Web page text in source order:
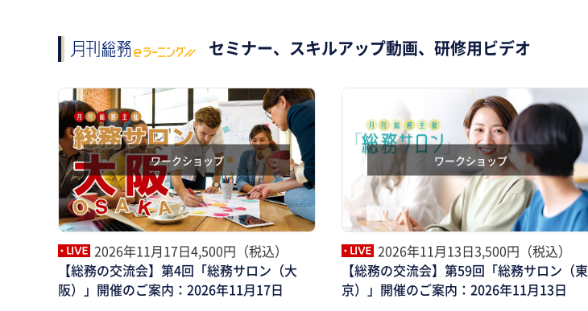
セミナー、スキルアップ動画、研修用ビデオ
ワークショップ
2026年11月17日4,500円（税込）
【総務の交流会】第4回「総務サロン（大
阪）」開催のご案内：2026年11月17日
ワークショップ
2026年11月13日3,500円（税込）
【総務の交流会】第59回「総務サロン（東
京）」開催のご案内：2026年11月13日